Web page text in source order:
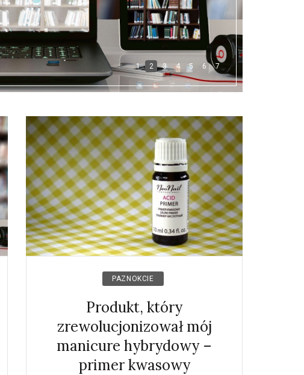
1 2 3 4 5 6 7
PAZNOKCIE
Produkt, który
zrewolucjonizował mój
manicure hybrydowy –
primer kwasowy